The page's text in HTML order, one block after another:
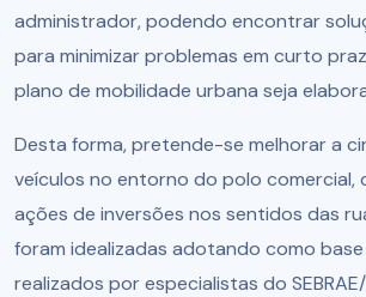
administrador, podendo encontrar
para minimizar problemas em curto
plano de mobilidade urbana seja
Desta forma, pretende-se melhorar a
veículos no entorno do polo comercial,
ações de inversões nos sentidos das
foram idealizadas adotando como
realizados por especialistas do SEBRAE/